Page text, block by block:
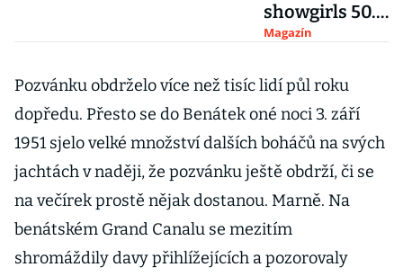
showgirls 50.
let. Právě tyto
dávaly show
slovu show-
Magazín
Pozvánku obdrželo více než tisíc lidí půl roku
dopředu. Přesto se do Benátek oné noci 3. září
1951 sjelo velké množství dalších boháčů na svých
jachtách v naději, že pozvánku ještě obdrží, či se
na večírek prostě nějak dostanou. Marně. Na
benátském Grand Canalu se mezitím
shromáždily davy přihlížejících a pozorovaly